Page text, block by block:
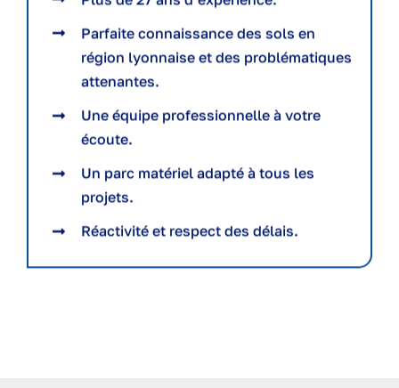
Parfaite connaissance des sols en
région lyonnaise et des problématiques
attenantes.
Une équipe professionnelle à votre
écoute.
Un parc matériel adapté à tous les
projets.
Réactivité et respect des délais.